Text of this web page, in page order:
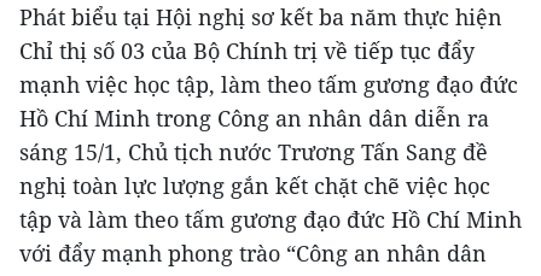
Phát biểu tại Hội nghị sơ kết ba năm thực hiện
Chỉ thị số 03 của Bộ Chính trị về tiếp tục đẩy
mạnh việc học tập, làm theo tấm gương đạo đức
Hồ Chí Minh trong Công an nhân dân diễn ra
sáng 15/1, Chủ tịch nước Trương Tấn Sang đề
nghị toàn lực lượng gắn kết chặt chẽ việc học
tập và làm theo tấm gương đạo đức Hồ Chí Minh
với đẩy mạnh phong trào “Công an nhân dân